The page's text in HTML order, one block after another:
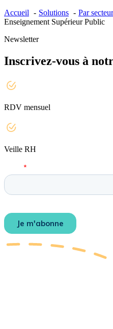
Accueil
Solutions
Par
Enseignement Supérieur Public
Newsletter
Inscrivez-vous à
RDV mensuel
Veille RH